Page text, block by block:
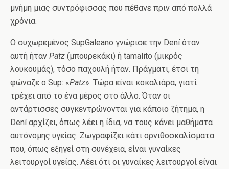
μνήμη μιας συντρόφισσας που πέθανε πριν από πολλά
χρόνια.
Ο συχωρεμένος SupGaleano γνώρισε την Dení όταν
αυτή ήταν Patz (μπουρεκάκι) ή tamalito (μικρός
λουκουμάς), τόσο παχουλή ήταν. Πράγματι, έτσι τη
φώναζε ο Sup: «Patz». Tώρα είναι κοκαλιάρα, γιατί
τρέχει από το ένα μέρος στο άλλο. Όταν οι
αντάρτισσες συγκεντρώνονται για κάποιο ζήτημα, η
Dení αρχίζει, όπως λέει η ίδια, να τους κάνει μαθήματα
αυτόνομης υγείας. Ζωγραφίζει κάτι ορνιθοσκαλίσματα
που, όπως εξηγεί στη συνέχεια, είναι γυναίκες
λειτουργοί υγείας. Λέει ότι οι γυναίκες λειτουργοί είναι